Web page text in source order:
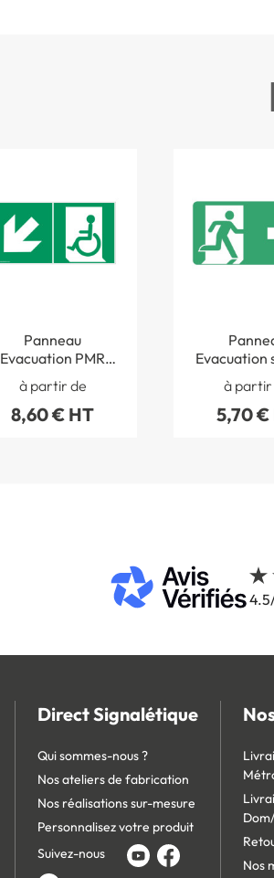
Panneau
Evacuation PMR
sortie en bas à
gauche ISO 7010 -
STF 1945
à partir de
8,60 € HT
Evacuation
droite ISO
STF
à partir
5,70 €
Direct Signalétique
Qui sommes-nous ?
Nos ateliers de fabrication
Nos réalisations sur-mesure
Personnalisez votre produit
Suivez-nous
Nos